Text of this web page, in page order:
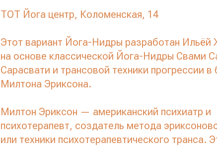
ТОТ Йога центр, Коломенская, 14
Этот вариант Йога-Нидры разработан Ильёй
на основе классической Йога-Нидры Свами
Сарасвати и трансовой техники прогрессии в
Милтона Эриксона.
Милтон Эриксон — американский психиатр и
психотерапевт, создатель метода
или техники психотерапевтического транса.